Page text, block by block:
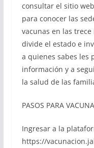
consultar el sitio
para conocer las
vacunas en las
divide el estado e
a quienes sabes les
información y a
la salud de las
PASOS PARA
Ingresar a la
https://